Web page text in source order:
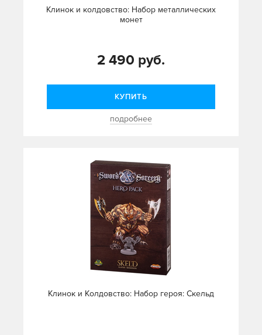
Клинок и колдовство: Набор металлических
монет
2 490 руб.
КУПИТЬ
подробнее
Клинок и Колдовство: Набор героя: Скельд